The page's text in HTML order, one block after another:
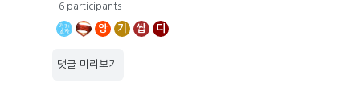
6 participants
앙 기 쌉 디
댓글 미리보기